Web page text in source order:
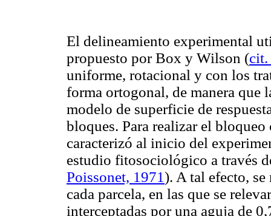
El delineamiento experimental
propuesto por Box y Wilson (cit.
uniforme, rotacional y con los
forma ortogonal, de manera que
modelo de superficie de
bloques. Para realizar el
caracterizó al inicio del
estudio fitosociológico a través
Poissonet, 1971). A tal efecto, se
cada parcela, en las que se
interceptadas por una aguja de